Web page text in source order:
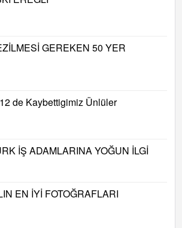
GEREKEN 50 YER
de Kaybettigimiz Ünlüler
İŞ ADAMLARINA YOĞUN İLGİ
EN İYİ FOTOĞRAFLARI